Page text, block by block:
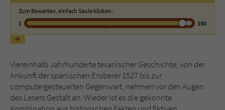
Zum Bewerten, einfach Säule klicken.
1
100
Viereinhalb Jahrhunderte texanischer Geschichte, von der
Ankunft der spanischen Eroberer 1527 bis zur
computergesteuerten Gegenwart, nehmen vor den Augen
des Lesers Gestalt an. Wieder ist es die gekonnte
Name tx_pwcomments_ahash
Laufzeit 1 Jahr
Zweck Cookie für Kommentare einzelner Buchtitel